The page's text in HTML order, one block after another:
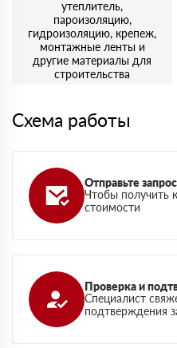
утеплитель,
пароизоляцию,
гидроизоляцию, крепеж,
монтажные ленты и
другие материалы для
строительства
Схема работы
Отправьте
Чтобы получить
стоимости
Проверка и
Специалист
подтверждения